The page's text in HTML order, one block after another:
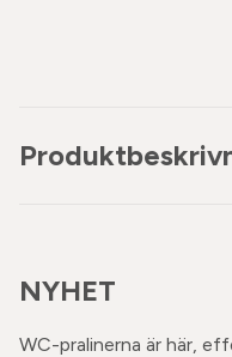
NYHET
WC-pralinerna är här,